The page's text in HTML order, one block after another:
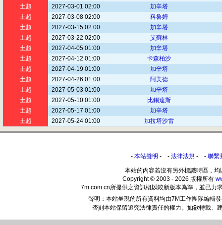
土超
2027-03-01 02:00
加辛塔
土超
2027-03-08 02:00
科魯姆
土超
2027-03-15 02:00
加辛塔
土超
2027-03-22 02:00
艾蘇林
土超
2027-04-05 01:00
加辛塔
土超
2027-04-12 01:00
卡森柏沙
土超
2027-04-19 01:00
加辛塔
土超
2027-04-26 01:00
阿美德
土超
2027-05-03 01:00
加辛塔
土超
2027-05-10 01:00
比錫達斯
土超
2027-05-17 01:00
加辛塔
土超
2027-05-24 01:00 加拉塔沙雷
- 本站聲明 - - 法律法規 - - 聯繫
本站的內容若沒有另外標識時區，均
Copyright © 2003 - 2026 版權所有
7m.com.cn所提供之資訊概以較新版本為準，並已力
聲明：本站呈現的所有資料均由7M工作團隊編輯
否則本站保留追究法律責任的權力。如欲轉載、